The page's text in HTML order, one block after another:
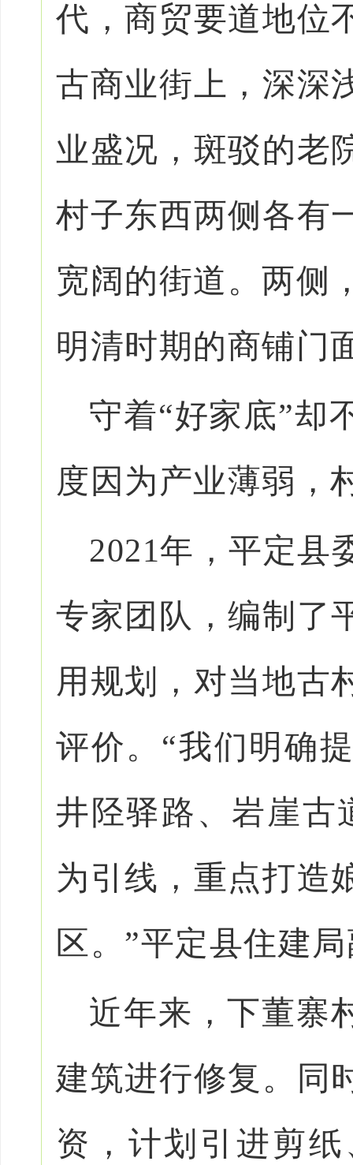
代，商贸要道地位
古商业街上，深深
业盛况，斑驳的老
村子东西两侧各有
宽阔的街道。两侧
明清时期的商铺门
守着“好家底”却
度因为产业薄弱，
2021年，平定县
专家团队，编制了
用规划，对当地古
评价。“我们明确
井陉驿路、岩崖古
为引线，重点打造
区。”平定县住建
近年来，下董寨
建筑进行修复。同
资，计划引进剪